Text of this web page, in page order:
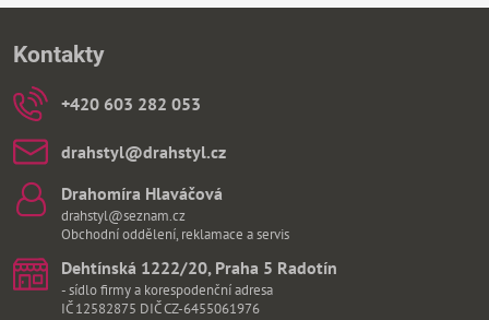
Kontakty
+420 603 282 053
drahstyl​@drahstyl​.cz
Drahomíra Hlaváčová
drahstyl@seznam.cz
Obchodní oddělení, reklamace a servis
Dehtínská 1222/20, Praha 5 Radotín
- sídlo firmy a korespodenční adresa
IČ 12582875 DIČ CZ-6455061976